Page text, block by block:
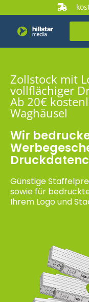
Zollstock mit
vollflächiger
Ab 20€
Waghäusel
Wir
Günstige
sowie für
Ihrem Logo und